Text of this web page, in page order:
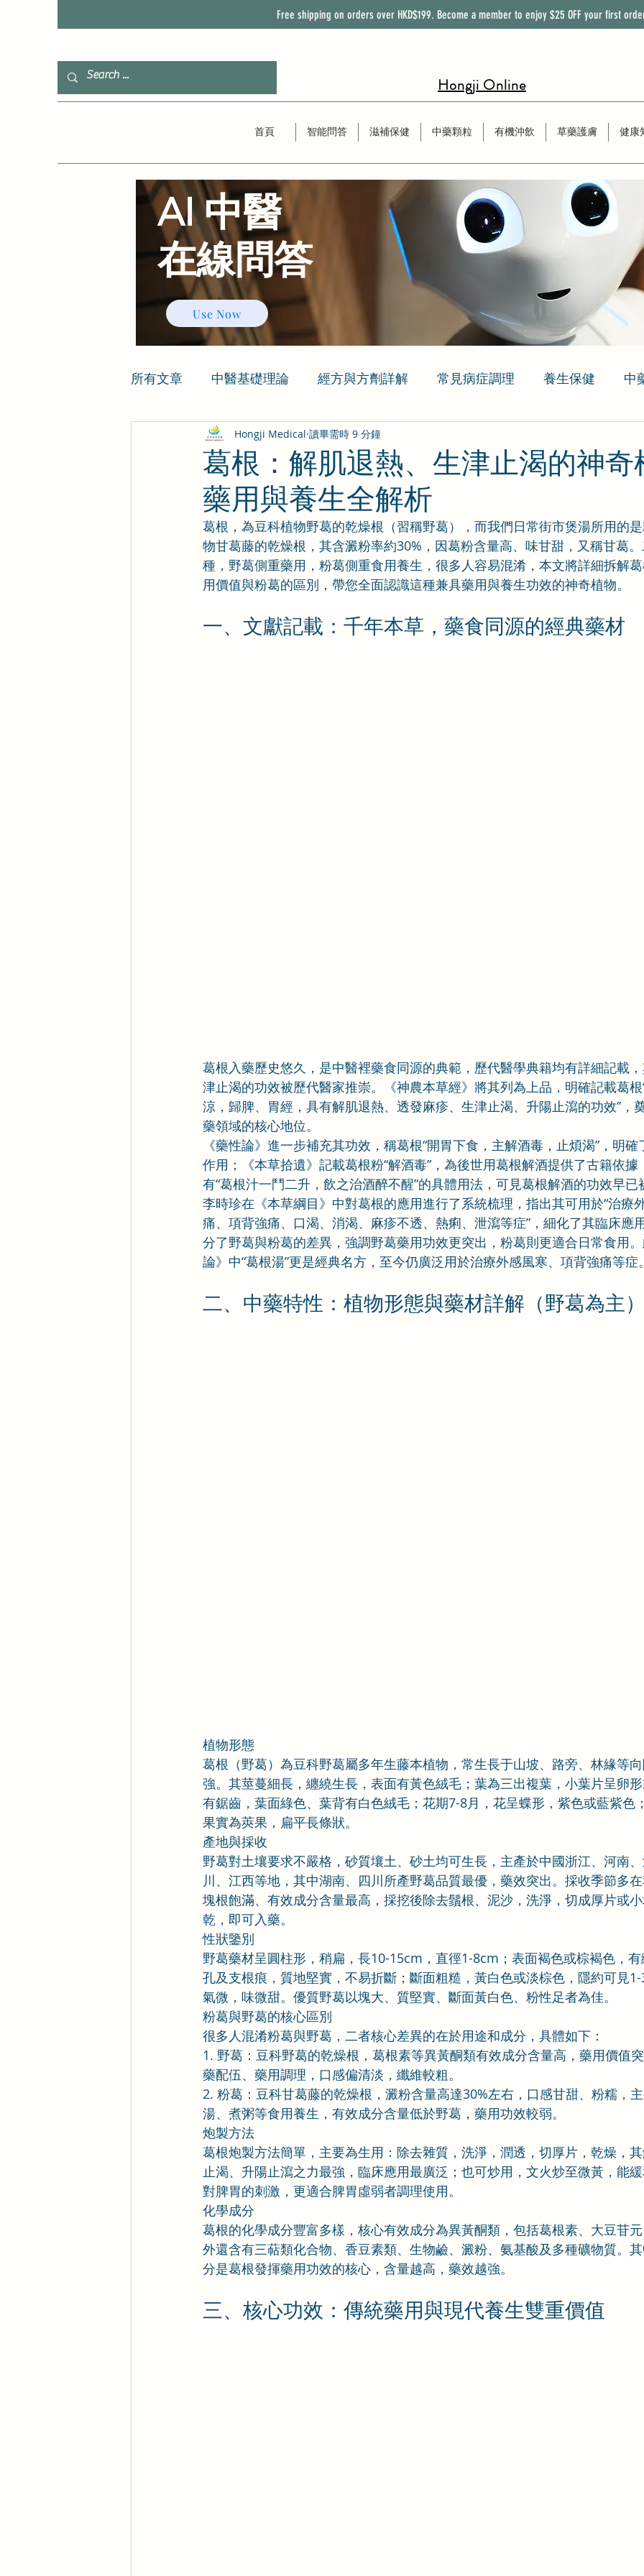
Free shipping on orders over HKD$199. Become a member to enjoy $25 OFF your first
Hongji Online
首頁 智能問答 滋補保健 中藥顆粒 有機沖飲 草藥護膚 健康
所有文章 中醫基礎理論 經方與方劑詳解 常見病症調理 養生保健 中
葛根：解肌退熱、生津止渴的神奇
藥用與養生全解析
Hongji Medical 讀畢需時 9 分鐘
葛根，為豆科植物野葛的乾燥根（習稱野葛），而我們日常街市煲湯所用
物甘葛藤的乾燥根，其含澱粉率約30%，因葛粉含量高、味甘甜，又稱甘葛
種，野葛側重藥用，粉葛側重食用養生，很多人容易混淆，本文將詳細拆解
用價值與粉葛的區別，帶您全面認識這種兼具藥用與養生功效的神奇植物。
一、文獻記載：千年本草，藥食同源的經典藥材
葛根入藥歷史悠久，是中醫裡藥食同源的典範，歷代醫學典籍均有詳細記載
津止渴的功效被歷代醫家推崇。《神農本草經》將其列為上品，明確記載葛
涼，歸脾、胃經，具有解肌退熱、透發麻疹、生津止渴、升陽止瀉的功效”，
藥領域的核心地位。
《藥性論》進一步補充其功效，稱葛根“開胃下食，主解酒毒，止煩渴”，明
作用；《本草拾遺》記載葛根粉“解酒毒”，為後世用葛根解酒提供了古籍依
有“葛根汁一鬥二升，飲之治酒醉不醒”的具體用法，可見葛根解酒的功效早已
李時珍在《本草綱目》中對葛根的應用進行了系統梳理，指出其可用於“治療
痛、項背強痛、口渴、消渴、麻疹不透、熱痢、泄瀉等症”，細化了其臨床應
分了野葛與粉葛的差異，強調野葛藥用功效更突出，粉葛則更適合日常食用
論》中“葛根湯”更是經典名方，至今仍廣泛用於治療外感風寒、項背強痛等症
二、中藥特性：植物形態與藥材詳解（野葛為主
植物形態
葛根（野葛）為豆科野葛屬多年生藤本植物，常生長于山坡、路旁、林緣等
強。其莖蔓細長，纏繞生長，表面有黃色絨毛；葉為三出複葉，小葉片呈卵
有鋸齒，葉面綠色、葉背有白色絨毛；花期7-8月，花呈蝶形，紫色或藍紫色
果實為莢果，扁平長條狀。
產地與採收
野葛對土壤要求不嚴格，砂質壤土、砂土均可生長，主產於中國浙江、河南
川、江西等地，其中湖南、四川所產野葛品質最優，藥效突出。採收季節多
塊根飽滿、有效成分含量最高，採挖後除去鬚根、泥沙，洗淨，切成厚片或
乾，即可入藥。
性狀鑒別
野葛藥材呈圓柱形，稍扁，長10-15cm，直徑1-8cm；表面褐色或棕褐色，
孔及支根痕，質地堅實，不易折斷；斷面粗糙，黃白色或淡棕色，隱約可見
氣微，味微甜。優質野葛以塊大、質堅實、斷面黃白色、粉性足者為佳。
粉葛與野葛的核心區別
很多人混淆粉葛與野葛，二者核心差異的在於用途和成分，具體如下：
1. 野葛：豆科野葛的乾燥根，葛根素等異黃酮類有效成分含量高，藥用價值
藥配伍、藥用調理，口感偏清淡，纖維較粗。
2. 粉葛：豆科甘葛藤的乾燥根，澱粉含量高達30%左右，口感甘甜、粉糯，
湯、煮粥等食用養生，有效成分含量低於野葛，藥用功效較弱。
炮製方法
葛根炮製方法簡單，主要為生用：除去雜質，洗淨，潤透，切厚片，乾燥，
止渴、升陽止瀉之力最強，臨床應用最廣泛；也可炒用，文火炒至微黃，能
對脾胃的刺激，更適合脾胃虛弱者調理使用。
化學成分
葛根的化學成分豐富多樣，核心有效成分為異黃酮類，包括葛根素、大豆苷
外還含有三萜類化合物、香豆素類、生物鹼、澱粉、氨基酸及多種礦物質。
分是葛根發揮藥用功效的核心，含量越高，藥效越強。
三、核心功效：傳統藥用與現代養生雙重價值
Use Now
AI 中醫
​在線問答